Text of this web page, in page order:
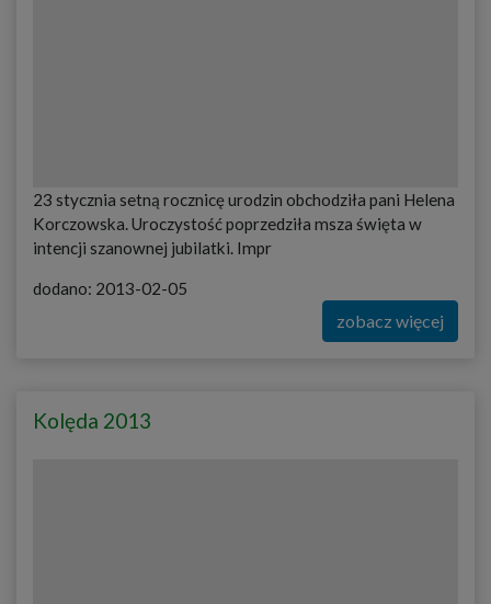
23 stycznia setną rocznicę urodzin obchodziła pani Helena
Korczowska. Uroczystość poprzedziła msza święta w
intencji szanownej jubilatki. Impr
dodano: 2013-02-05
zobacz więcej
Kolęda 2013